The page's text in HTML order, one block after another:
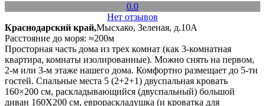
0.0
Нет отзывов
Краснодарский край,Мысхако, Зеленая, д.10А
Расстояние до моря: ≈200м
Просторная часть дома из трех комнат (как 3-комнатная
квартира, комнаты изолированные). Можно снять на первом,
2-м или 3-м этаже нашего дома. Комфортно размещает до 5-ти
гостей. Спальные места 5 (2+2+1) двуспальная кровать
160×200 см, раскладывающийся (двуспальный) большой
диван 160Х200 см, еврораскладушка (и кроватка для